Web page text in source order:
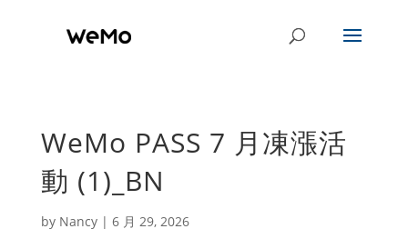
WeMo PASS 7 月凍漲活
動 (1)_BN
by Nancy| 6 月 29, 2026